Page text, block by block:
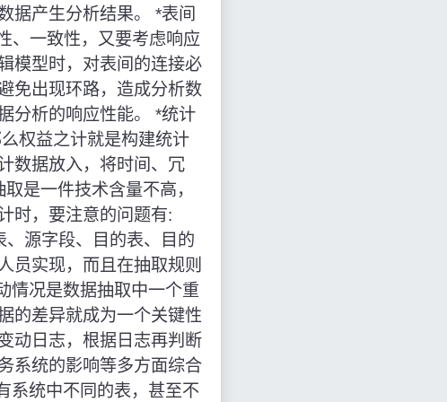
据产生分析结果。 *表间
、一致性，又要考虑响应
模型时，对表间的连接必
免出现环路，造成分析数
分析的响应性能。 *统计
权益之计就是构建统计
数据放入，将时间、冗
是一件技术含量不高，
时，要注意的问题有:
源字段、目的表、目的
员实现，而且在抽取规则
情况是数据抽取中一个重
的差异就成为一个关键性
动日志，根据日志再判断
系统的影响等多方面综合
系统中不同的表，甚至不